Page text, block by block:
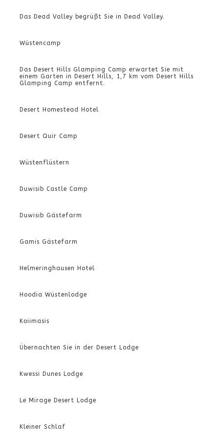
Das Dead Valley begrüßt Sie in Dead Valley.
Wüstencamp
Das Desert Hills Glamping Camp erwartet Sie mit
einem Garten in Desert Hills, 1,7 km vom Desert Hills
Glamping Camp entfernt.
Desert Homestead Hotel
Desert Quir Camp
Wüstenflüstern
Duwisib Castle Camp
Duwisib Gästefarm
Gamis Gästefarm
Helmeringhausen Hotel
Hoodia Wüstenlodge
Koiimasis
Übernachten Sie in der Desert Lodge
Kwessi Dunes Lodge
Le Mirage Desert Lodge
Kleiner Schlaf